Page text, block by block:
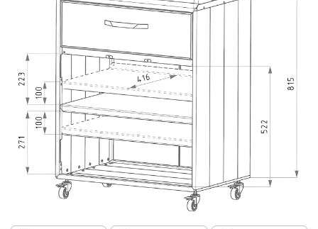
Столешница из массива ясеня придает нотку
премиальности и натуральную текстуру, а фасад из
алюминия «Квинтет» серого цвета гармонирует с корпусом.
Конструкция оснащена доводчиками для плавного
закрывания дверей и ящиков, магнитные фиксаторы
исключают зазоры и перекосы. Шкаф установлен на
колесных опорах для удобного перемещения.
- Корпус: пыльно-серый
- Фасад: серый
- Столешница: ясень
- Опоры: колесные